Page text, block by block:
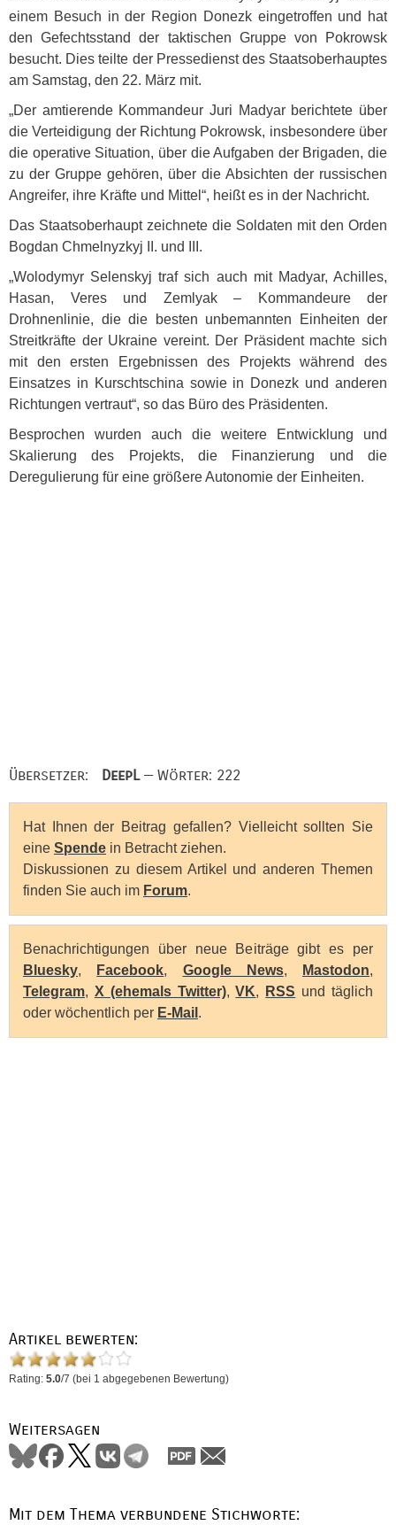
einem Besuch in der Region Donezk eingetroffen und hat
den Gefechtsstand der taktischen Gruppe von Pokrowsk
besucht. Dies teilte der Pressedienst des Staatsoberhauptes
am Samstag, den 22. März mit.
„Der amtierende Kommandeur Juri Madyar berichtete über
die Verteidigung der Richtung Pokrowsk, insbesondere über
die operative Situation, über die Aufgaben der Brigaden, die
zu der Gruppe gehören, über die Absichten der russischen
Angreifer, ihre Kräfte und Mittel“, heißt es in der Nachricht.
Das Staatsoberhaupt zeichnete die Soldaten mit den Orden
Bogdan Chmelnyzkyj II. und
.
„Wolodymyr Selenskyj traf sich auch mit Madyar, Achilles,
Hasan, Veres und Zemlyak – Kommandeure der
Drohnenlinie, die die besten unbemannten Einheiten der
Streitkräfte der Ukraine vereint. Der Präsident machte sich
mit den ersten Ergebnissen des Projekts während des
Einsatzes in Kurschtschina sowie in Donezk und anderen
Richtungen vertraut“, so das Büro des Präsidenten.
Besprochen wurden auch die weitere Entwicklung und
Skalierung des Projekts, die Finanzierung und die
Deregulierung für eine größere Autonomie der Einheiten.
Übersetzer: DeepL— Wörter: 222
Hat Ihnen der Beitrag gefallen? Vielleicht sollten Sie
eine Spende in Betracht ziehen.
Diskussionen zu diesem Artikel und anderen Themen
finden Sie auch im Forum.
Benachrichtigungen über neue Beiträge gibt es per
Bluesky, Facebook, Google News, Mastodon,
Telegram, X (ehemals Twitter),VK, RSS und täglich
oder wöchentlich per E-Mail .
Artikel bewerten:
Rating: 5.0/7 (bei 1 abgegebenen Bewertung)
Weitersagen
Mit dem Thema verbundene Stichworte: